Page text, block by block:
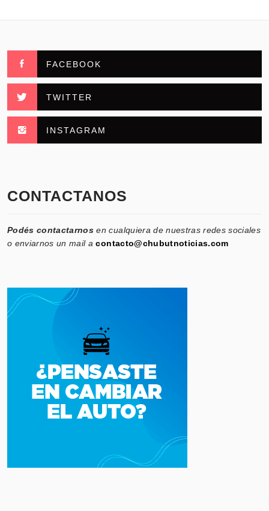
FACEBOOK
TWITTER
INSTAGRAM
CONTACTANOS
Podés contactarnos en cualquiera de nuestras redes sociales
o enviarnos un mail acontacto@chubutnoticias.com